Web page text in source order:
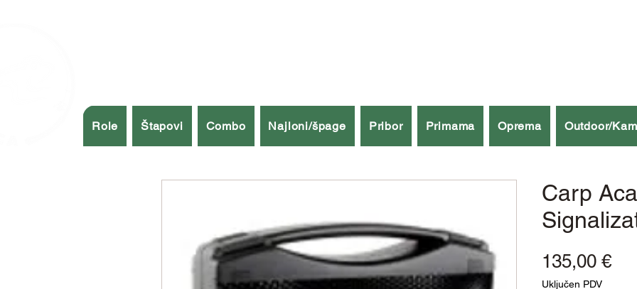
Role Štapovi Combo Najloni/špage Pribor Primama Oprema Outdoor/
Carp
135,00 €
Uključen PDV